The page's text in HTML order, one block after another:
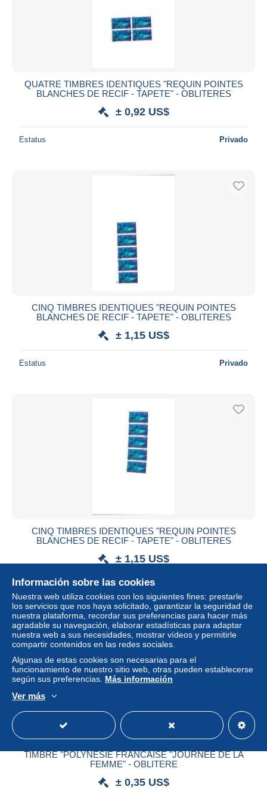
QUATRE TIMBRES IDENTIQUES "REQUIN POINTES
BLANCHES DE RECIF - TAPETE" - OBLITERES
± 0,92 US$
Estatus Privado
CINQ TIMBRES IDENTIQUES "REQUIN POINTES
BLANCHES DE RECIF - TAPETE" - OBLITERES
± 1,15 US$
Estatus Privado
CINQ TIMBRES IDENTIQUES "REQUIN POINTES
BLANCHES DE RECIF - TAPETE" - OBLITERES
± 1,15 US$
Estatus
TIMBRE "POLYNESIE FRANCAISE "JOURNEE DE LA
FEMME" - OBLITERE
± 0,35 US$
Información sobre las cookies
Nuestra web utiliza cookies con los siguientes fines: prestarle
los servicios que nos haya solicitado, garantizar la seguridad de
nuestra plataforma, recordar sus preferencias para hacer más
agradable su navegación, elaborar estadísticas para adaptar
nuestra web a sus necesidades, mostrar vídeos y permitirle
compartir contenidos en las redes sociales.
Algunas de estas cookies son necesarias para el
funcionamiento de nuestro sitio web, otras pueden establecerse
según sus preferencias. Más información
Ver más